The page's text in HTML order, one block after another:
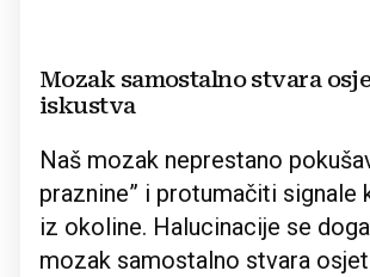
Mozak samostalno stvara
iskustva
Naš mozak neprestano
praznine” i protumačiti signale
iz okoline. Halucinacije se
mozak samostalno stvara